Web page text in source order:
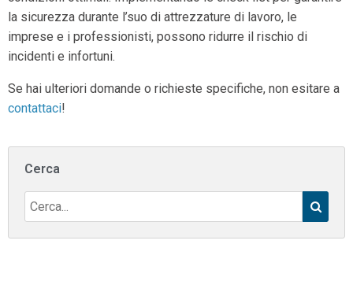
la sicurezza durante l’suo di attrezzature di lavoro, le
imprese e i professionisti, possono ridurre il rischio di
incidenti e infortuni.
Se hai ulteriori domande o richieste specifiche, non esitare a
contattaci!
Cerca